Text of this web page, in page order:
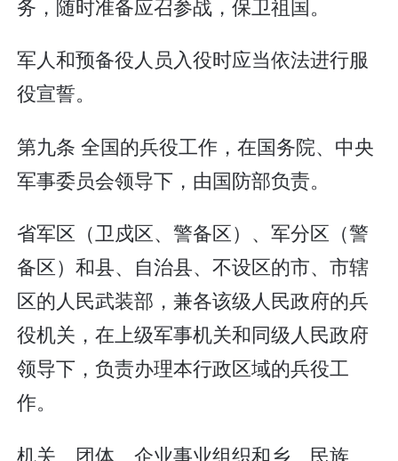
务，随时准备应召参战，保卫祖国。
军人和预备役人员入役时应当依法进行服
役宣誓。
第九条 全国的兵役工作，在国务院、中央
军事委员会领导下，由国防部负责。
省军区（卫戍区、警备区）、军分区（警
备区）和县、自治县、不设区的市、市辖
区的人民武装部，兼各该级人民政府的兵
役机关，在上级军事机关和同级人民政府
领导下，负责办理本行政区域的兵役工
作。
机关、团体、企业事业组织和乡、民族